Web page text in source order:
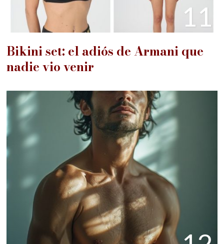
11
Bikini set: el adiós de Armani que
nadie vio venir